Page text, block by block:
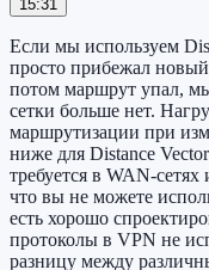
15:31
Если мы используем
просто прибежал новый
потом маршрут упал,
сетки больше нет.
маршрутизации при
ниже для Distance
требуется в WAN-
что вы не можете
есть хорошо
протоколы в VPN не
разницу между